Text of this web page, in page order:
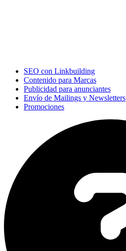
SEO con Linkbuilding
Contenido para Marcas
Publicidad para anunciantes
Envío de Mailings y Newsletters
Promociones